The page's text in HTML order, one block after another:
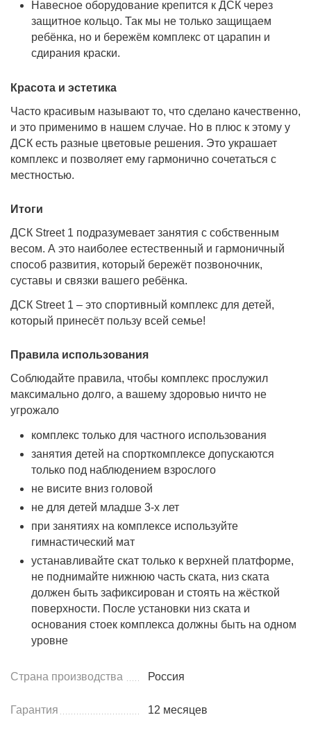
Навесное оборудование крепится к ДСК через
защитное кольцо. Так мы не только защищаем
ребёнка, но и бережём комплекс от царапин и
сдирания краски.
Красота и эстетика
Часто красивым называют то, что сделано качественно,
и это применимо в нашем случае. Но в плюс к этому у
ДСК есть разные цветовые решения. Это украшает
комплекс и позволяет ему гармонично сочетаться с
местностью.
Итоги
ДСК Street 1 подразумевает занятия с собственным
весом. А это наиболее естественный и гармоничный
способ развития, который бережёт позвоночник,
суставы и связки вашего ребёнка.
ДСК Street 1 – это спортивный комплекс для детей,
который принесёт пользу всей семье!
Правила использования
Соблюдайте правила, чтобы комплекс прослужил
максимально долго, а вашему здоровью ничто не
угрожало
комплекс только для частного использования
занятия детей на спорткомплексе допускаются
только под наблюдением взрослого
не висите вниз головой
не для детей младше 3-х лет
при занятиях на комплексе используйте
гимнастический мат
устанавливайте скат только к верхней платформе,
не поднимайте нижнюю часть ската, низ ската
должен быть зафиксирован и стоять на жёсткой
поверхности. После установки низ ската и
основания стоек комплекса должны быть на одном
уровне
Страна производства Россия
Гарантия 12 месяцев